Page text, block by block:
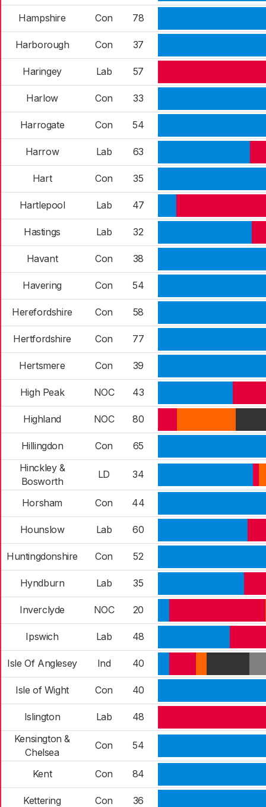
Hampshire
Con 78
Harborough Con 37
Haringey Lab 57
Harlow Con 33
Harrogate Con 54
Harrow Lab 63
Hart Con 35
Hartlepool Lab 47
Hastings Lab 32
Havant Con 38
Havering Con 54
Herefordshire Con 58
Hertfordshire Con 77
Hertsmere Con 39
High Peak NOC 43
Highland NOC 80
Hillingdon Con
65
Hinckley &
Bosworth
LD 34
Horsham Con 44
Hounslow Lab 60
Huntingdonshire Con 52
Hyndburn Lab 35
Inverclyde NOC 20
Ipswich Lab 48
Isle Of Anglesey Ind 40
Isle of Wight Con 40
Islington Lab
48
Kensington &
Chelsea
Con 54
Kent Con 84
Kettering Con
36